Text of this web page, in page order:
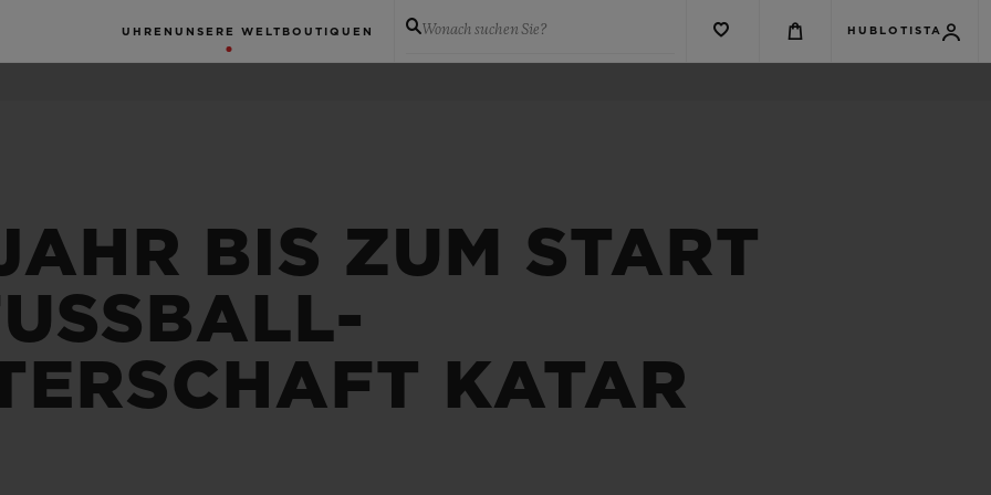
UHREN UNSERE WELT BOUTIQUEN Wonach suchen Sie? HUBLOTISTA
BIS ZUM START
KATAR